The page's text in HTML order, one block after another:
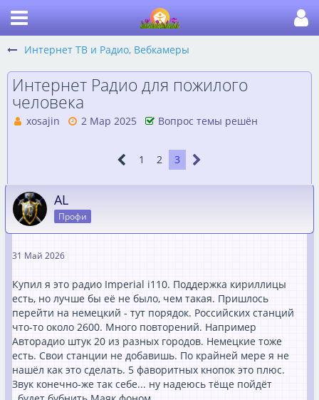
Интернет ТВ и Радио, Вебкамеры
Интернет Радио для пожилого
человека
xosajin 2 Мар 2025 Вопрос темы решён
1 2 3
AL
Профи
31 Май 2026
Купил я это радио Imperial i110. Поддержка кириллицы
есть, но лучше бы её не было, чем такая. Пришлось
перейти на немецкий - тут порядок. Российских станций
что-то около 2600. Много повторений. Например
Авторадио штук 20 из разных городов. Немецкие тоже
есть. Свои станции не добавишь. По крайней мере я не
нашёл как это сделать. 5 фаворитных кнопок это плюс.
Звук конечно-же так себе... ну надеюсь тёще пойдёт